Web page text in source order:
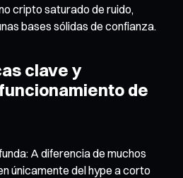
cripto saturado de ruido,
bases sólidas de confianza.
clave y
de
A diferencia de muchos
únicamente del hype a corto